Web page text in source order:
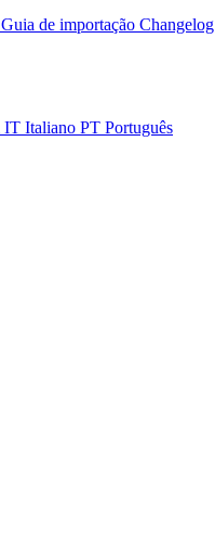
Guia de importação Changelog
IT Italiano PT Português